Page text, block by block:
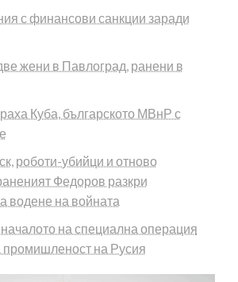
с финансови санкции заради
жени в Павлоград, ранени в
Куба, българското МВнР с
роботи-убийци и отново
Федоров разкри
водене на войната
на специална операция
на Русия